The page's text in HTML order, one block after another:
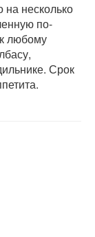
на несколько
по-
любому
Срок